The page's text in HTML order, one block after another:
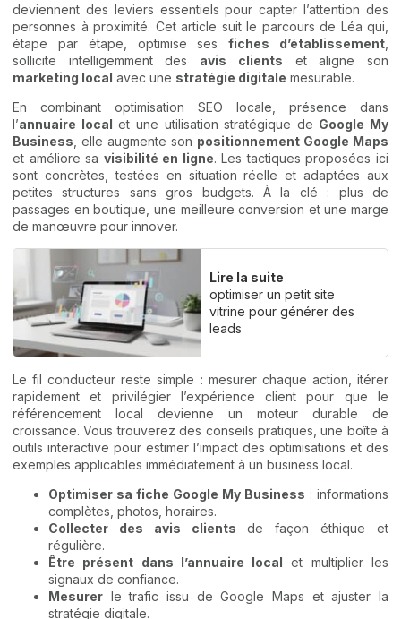
deviennent des leviers essentiels pour capter l’attention des
personnes à proximité. Cet article suit le parcours de Léa qui,
étape par étape, optimise sesfiches d’établissement
sollicite intelligemment des avis clients et aligne son
marketing local avec une stratégie digitale mesurable.
En combinant optimisation SEO locale, présence dans
l’annuaire local et une utilisation stratégique de Google My
Business , elle augmente son positionnement Google Maps
et améliore sa visibilité en ligne. Les tactiques proposées ici
sont concrètes, testées en situation réelle et adaptées aux
petites structures sans gros budgets. À la clé : plus de
passages en boutique, une meilleure conversion et une marge
de manœuvre pour innover.
Lire la suite
optimiser un petit site
vitrine pour générer des
leads
Le fil conducteur reste simple : mesurer chaque action, itérer
rapidement et privilégier l’expérience client pour que le
référencement local devienne un moteur durable de
croissance. Vous trouverez des conseils pratiques, une boîte à
outils interactive pour estimer l’impact des optimisations et des
exemples applicables immédiatement à un business local.
Optimiser sa fiche Google My Business : informations
complètes, photos, horaires.
Collecter des avis clients de façon éthique et
régulière.
Être présent dans l’annuaire local et multiplier les
signaux de confiance.
Mesurer le trafic issu de Google Maps et ajuster la
stratégie digitale.